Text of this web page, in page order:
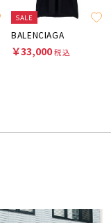
SALE
BALENCIAGA
￥33,000税込